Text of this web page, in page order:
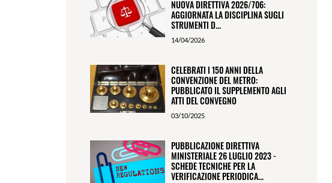
NUOVA DIRETTIVA 2026/706:
AGGIORNATA LA DISCIPLINA SUGLI
STRUMENTI D...
14/04/2026
CELEBRATI I 150 ANNI DELLA
CONVENZIONE DEL METRO:
PUBBLICATO IL SUPPLEMENTO AGLI
ATTI DEL CONVEGNO
03/10/2025
PUBBLICAZIONE DIRETTIVA
MINISTERIALE 26 LUGLIO 2023 -
SCHEDE TECNICHE PER LA
VERIFICAZIONE PERIODICA...